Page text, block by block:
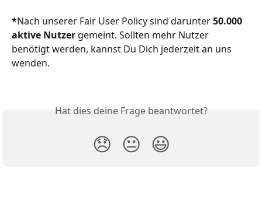
*Nach unserer Fair User Policy sind darunter 50.000
aktive Nutzer gemeint. Sollten mehr Nutzer
benötigt werden, kannst Du Dich jederzeit an uns
wenden.
Hat dies deine Frage beantwortet?
😞 😐 😃